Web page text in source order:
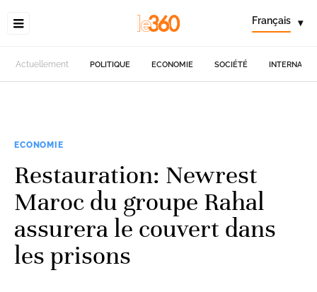
Français ▾
Actuellement POLITIQUE ECONOMIE SOCIÉTÉ
ECONOMIE
Restauration: Newrest
Maroc du groupe Rahal
assurera le couvert dans
les prisons